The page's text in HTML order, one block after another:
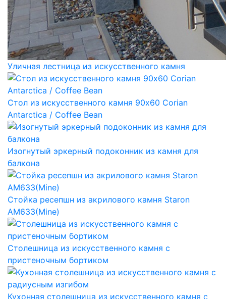
Уличная лестница из искусственного камня
Стол из искусственного камня 90х60 Corian
Antarctica / Coffee Bean
Изогнутый эркерный подоконник из камня для
балкона
Стойка ресепшн из акрилового камня Staron
AM633(Mine)
Столешница из искусственного камня с
пристеночным бортиком
Кухонная столешница из искусственного камня с